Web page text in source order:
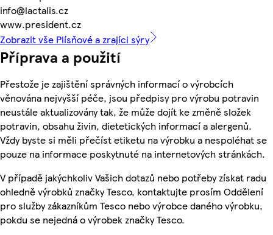
info@lactalis.cz
www.president.cz
Zobrazit vše Plísňové a zrajíci sýry
Příprava a použití
Přestože je zajištění správných informací o výrobcích
věnována nejvyšší péče, jsou předpisy pro výrobu potravin
neustále aktualizovány tak, že může dojít ke změně složek
potravin, obsahu živin, dietetických informací a alergenů.
Vždy byste si měli přečíst etiketu na výrobku a nespoléhat se
pouze na informace poskytnuté na internetových stránkách.
V případě jakýchkoliv Vašich dotazů nebo potřeby získat radu
ohledně výrobků značky Tesco, kontaktujte prosím Oddělení
pro služby zákazníkům Tesco nebo výrobce daného výrobku,
pokdu se nejedná o výrobek značky Tesco.